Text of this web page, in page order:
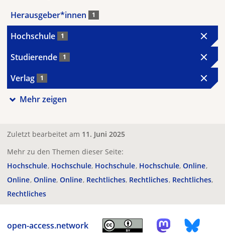
Herausgeber*innen 1
Hochschule 1
Studierende 1
Verlag 1
Mehr zeigen
Zuletzt bearbeitet am 11. Juni 2025
Mehr zu den Themen dieser Seite:
Hochschule Hochschule Hochschule Hochschule Online
Online Online Online Rechtliches Rechtliches Rechtliches
Rechtliches
open-access.network